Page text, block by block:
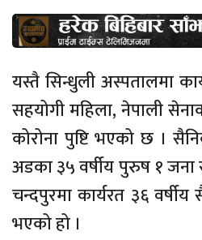
यस्तै सिन्धुली अस्पतालमा
सहयोगी महिला, नेपाली
कोरोना पुष्टि भएको छ ।
अडका ३५ वर्षीय पुरुष १
चन्दपुरमा कार्यरत ३६ वर्षीय
भएको हो ।